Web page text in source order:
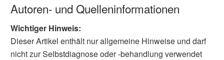
Autoren- und Quelleninformationen
Wichtiger Hinweis:
Dieser Artikel enthält nur allgemeine Hinweise und darf
nicht zur Selbstdiagnose oder -behandlung verwendet